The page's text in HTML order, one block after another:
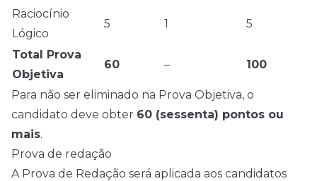
Raciocínio
Lógico
5 1 5
Total Prova
Objetiva
60 – 100
Para não ser eliminado na Prova Objetiva, o
candidato deve obter 60 (sessenta) pontos ou
mais.
Prova de redação
A Prova de Redação será aplicada aos candidatos